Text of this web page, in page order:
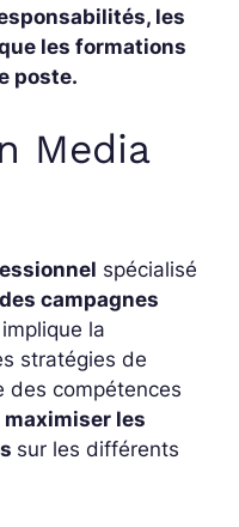
les
les formations
poste.
Media
spécialisé
des campagnes
la
stratégies de
des compétences
maximiser les
sur les différents